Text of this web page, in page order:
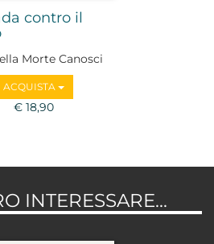
contro il
Morte Canosci
ACQUISTA
€ 18,90
INTERESSARE...